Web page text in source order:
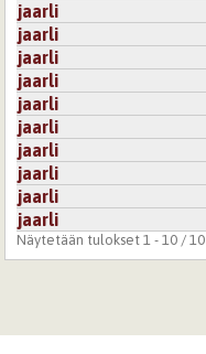
jaarli
jaarli
jaarli
jaarli
jaarli
jaarli
jaarli
jaarli
jaarli
jaarli
Näytetään tulokset 1 - 10 / 10